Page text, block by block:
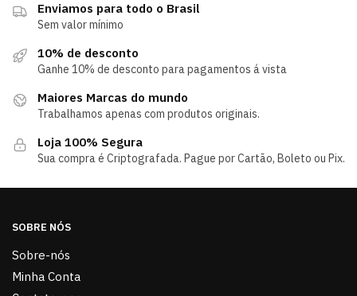
Enviamos para todo o Brasil
Sem valor mínimo
10% de desconto
Ganhe 10% de desconto para pagamentos á vista
Maiores Marcas do mundo
Trabalhamos apenas com produtos originais.
Loja 100% Segura
Sua compra é Criptografada. Pague por Cartão, Boleto ou Pix.
SOBRE NÓS
Sobre-nós
Minha Conta